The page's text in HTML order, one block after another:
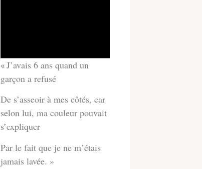
«J’avais 6 ans quand un
garçon a refusé
De s’asseoir à mes côtés, car
selon lui, ma couleur pouvait
s’expliquer
Par le fait que je ne m’étais
jamais lavée. »